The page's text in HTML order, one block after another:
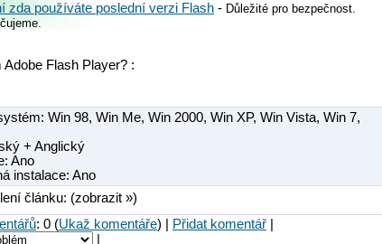
zda používáte poslední verzi Flash - Důležité pro bezpečnost.
Adobe Flash Player? :
Win 98, Win Me, Win 2000, Win XP, Win Vista, Win 7,
+ Anglický
Ano
instalace: Ano
článku: (zobrazit »)
: 0 (Ukaž komentáře) | Přidat komentář